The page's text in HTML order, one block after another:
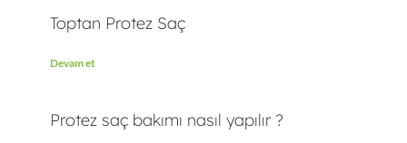
Toptan Protez Saç
Devam et
Protez saç bakımı nasıl yapılır ?